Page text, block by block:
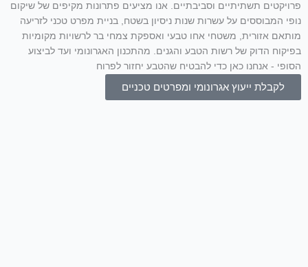
פרויקטים תשתיתיים וסביבתיים. אנו מציעים פתרונות מקיפים של שיקום
נופי המבוססים על עשרות שנות ניסיון בשטח, בניית מפרט טכני לזריעה
מותאם אזורית, משטחי אחו טבעי ואספקת צמחי בר לרשויות מקומיות
בפיקוח הדוק של רשות הטבע והגנים. מהתכנון האגרונומי ועד לביצוע
הסופי - אנחנו כאן כדי להבטיח שהטבע יחזור לפרוח
לקבלת ייעוץ אגרונומי ומפרטים טכניים